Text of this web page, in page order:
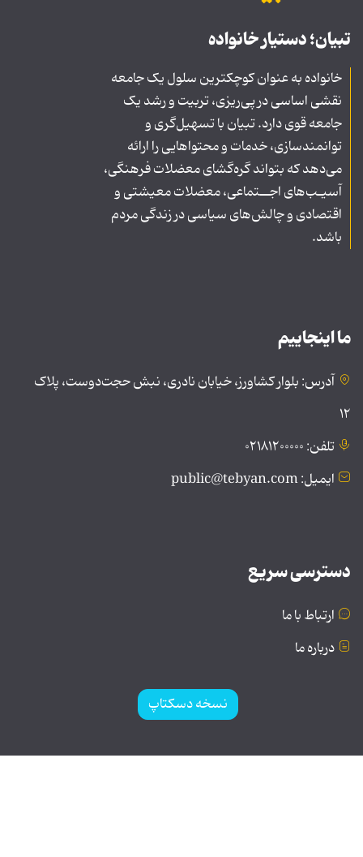
تبیان؛ دستیار خانواده
خانواده به عنوان کوچکترین سلول یک جامعه
نقشی اساسی در پی‌ریزی، تربیت و رشد یک
جامعه قوی دارد. تبیان با تسهیل‌گری و
توانمندسازی، خدمات و محتواهایی را ارائه
می‌دهد که بتواند گره‌گشای معضلات فرهنگی،
آسیـب‌های اجــتماعی، معضلات معیشتی و
اقتصادی و چالش‌های سیاسی در زندگی مردم
باشد.
ما اینجاییم
آدرس: بلوار کشاورز، خیابان نادری، نبش حجت‌دوست، پلاک
۱۲
تلفن: ۰۲۱۸۱۲۰۰۰۰۰
ایمیل: public@tebyan.com
دسترسی سریع
ارتباط با ما
درباره ما
نسخه دسکتاپ